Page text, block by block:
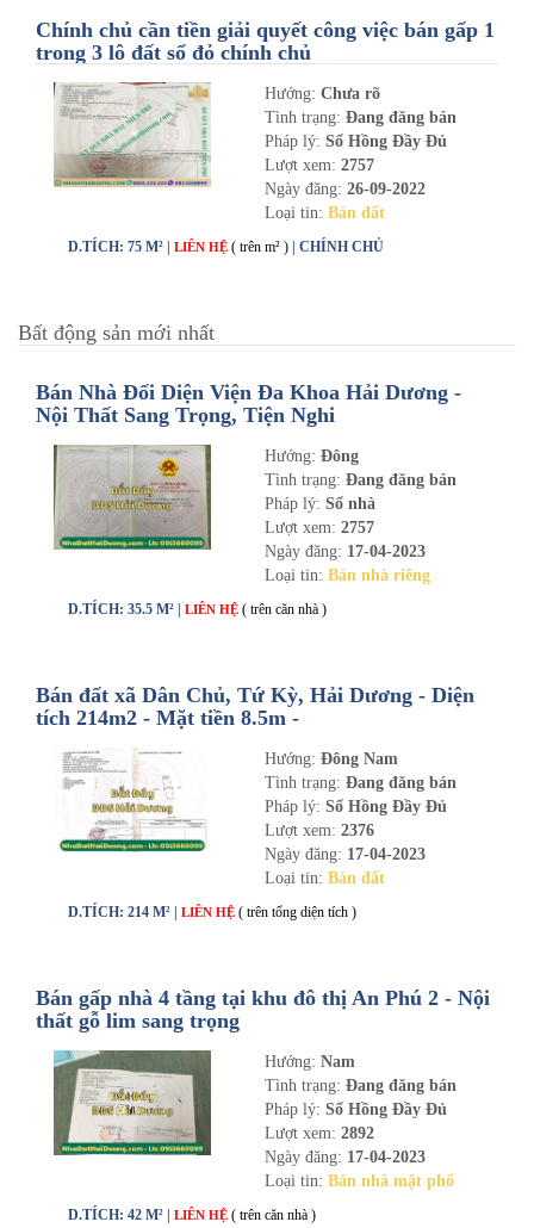
Chính chủ cần tiền giải quyết công việc bán gấp 1
trong 3 lô đất sổ đỏ chính chủ
Hướng: Chưa rõ
Tình trạng: Đang đăng bán
Pháp lý: Sổ Hồng Đầy Đủ
Lượt xem: 2757
Ngày đăng: 26-09-2022
Loại tin: Bán đất
D.TÍCH: 75 M² | LIÊN HỆ ( trên m² ) | CHÍNH CHỦ
Bất động sản mới nhất
Bán Nhà Đối Diện Viện Đa Khoa Hải Dương -
Nội Thất Sang Trọng, Tiện Nghi
Hướng: Đông
Tình trạng: Đang đăng bán
Pháp lý: Sổ nhà
Lượt xem: 2757
Ngày đăng: 17-04-2023
Loại tin: Bán nhà riêng
D.TÍCH: 35.5 M² | LIÊN HỆ ( trên căn nhà )
Bán đất xã Dân Chủ, Tứ Kỳ, Hải Dương - Diện
tích 214m2 - Mặt tiền 8.5m -
Hướng: Đông Nam
Tình trạng: Đang đăng bán
Pháp lý: Sổ Hồng Đầy Đủ
Lượt xem: 2376
Ngày đăng: 17-04-2023
Loại tin: Bán đất
D.TÍCH: 214 M² | LIÊN HỆ ( trên tổng diện tích )
Bán gấp nhà 4 tầng tại khu đô thị An Phú 2 - Nội
thất gỗ lim sang trọng
Hướng: Nam
Tình trạng: Đang đăng bán
Pháp lý: Sổ Hồng Đầy Đủ
Lượt xem: 2892
Ngày đăng: 17-04-2023
Loại tin: Bán nhà mặt phố
D.TÍCH: 42 M² | LIÊN HỆ ( trên căn nhà )